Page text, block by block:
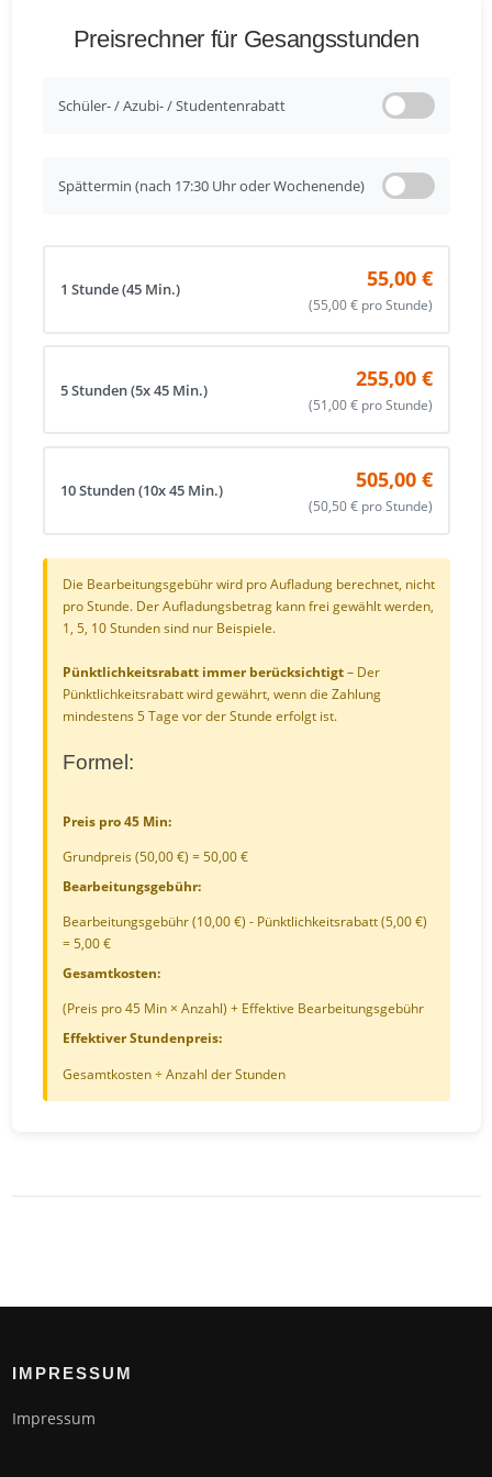
Preisrechner für Gesangsstunden
Schüler- / Azubi- / Studentenrabatt
Spättermin (nach 17:30 Uhr oder Wochenende)
1 Stunde (45 Min.) 55,00 €
(55,00 € pro Stunde)
5 Stunden (5x 45 Min.) 255,00 €
(51,00 € pro Stunde)
10 Stunden (10x 45 Min.) 505,00 €
(50,50 € pro Stunde)
Die Bearbeitungsgebühr wird pro Aufladung berechnet, nicht
pro Stunde. Der Aufladungsbetrag kann frei gewählt werden,
1, 5, 10 Stunden sind nur Beispiele.
Pünktlichkeitsrabatt immer berücksichtigt– Der
Pünktlichkeitsrabatt wird gewährt, wenn die Zahlung
mindestens 5 Tage vor der Stunde erfolgt ist.
Formel:
Preis pro 45 Min:
Grundpreis (50,00 €) = 50,00 €
Bearbeitungsgebühr:
Bearbeitungsgebühr (10,00 €) - Pünktlichkeitsrabatt (5,00 €)
= 5,00 €
Gesamtkosten:
(Preis pro 45 Min × Anzahl) + Effektive Bearbeitungsgebühr
Effektiver Stundenpreis:
Gesamtkosten ÷ Anzahl der Stunden
IMPRESSUM
Impressum